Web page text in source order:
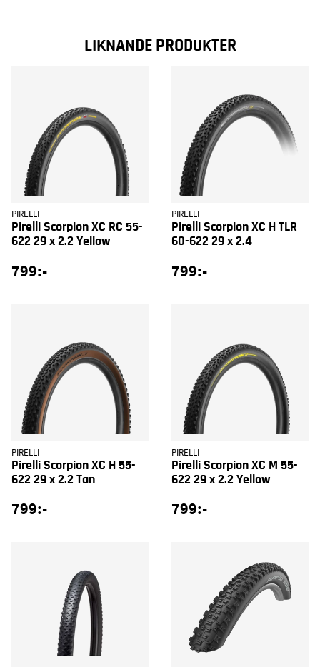
LIKNANDE PRODUKTER
PIRELLI
Pirelli Scorpion XC RC 55-
622 29 x 2.2 Yellow
799:-
PIRELLI
Pirelli Scorpion XC H TLR
60-622 29 x 2.4
799:-
PIRELLI
Pirelli Scorpion XC H 55-
622 29 x 2.2 Tan
799:-
PIRELLI
Pirelli Scorpion XC M 55-
622 29 x 2.2 Yellow
799:-